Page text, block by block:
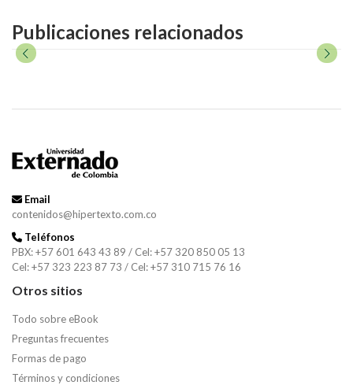
Publicaciones relacionados
Email
contenidos@hipertexto.com.co
Teléfonos
PBX: +57 601 643 43 89 / Cel: +57 320 850 05 13
Cel: +57 323 223 87 73 / Cel: +57 310 715 76 16
Otros sitios
Todo sobre eBook
Preguntas frecuentes
Formas de pago
Términos y condiciones